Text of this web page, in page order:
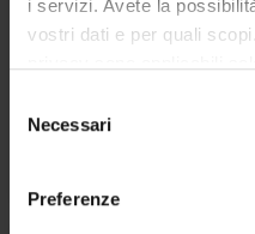
i servizi. Avete la
vostri dati e per quali
modificare o revocare il
momento dalla
Necessari
Preferenze
Sede
VERONA